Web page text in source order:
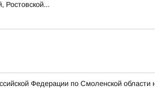
Ростовской...
Федерации по Смоленской